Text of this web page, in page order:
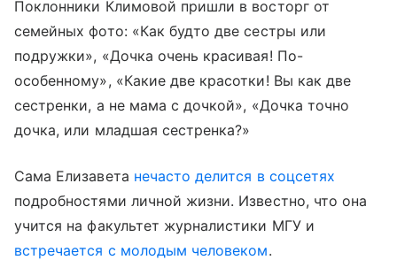
Поклонники Климовой пришли в восторг от
семейных фото: «Как будто две сестры или
подружки», «Дочка очень красивая! По-
особенному», «Какие две красотки! Вы как две
сестренки, а не мама с дочкой», «Дочка точно
дочка, или младшая сестренка?»
Сама Елизавета нечасто делится в соцсетях
подробностями личной жизни. Известно, что она
учится на факультет журналистики МГУ и
встречается с молодым человеком.